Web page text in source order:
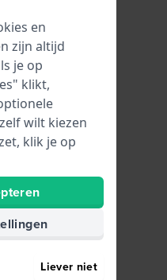
en
zijn altijd
je op
klikt,
wilt kiezen
klik je op
Liever niet